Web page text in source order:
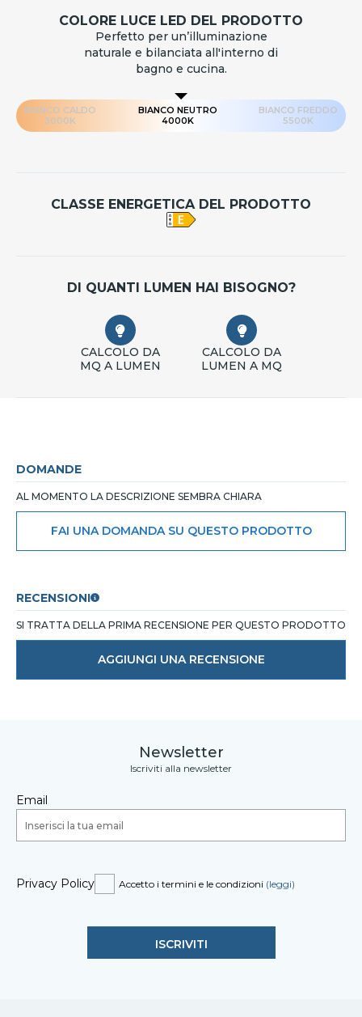
COLORE LUCE LED DEL PRODOTTO
Perfetto per un’illuminazione
naturale e bilanciata all'interno di
bagno e cucina.
BIANCO CALDO
3000K
BIANCO NEUTRO
4000K
BIANCO FREDDO
5500K
CLASSE ENERGETICA DEL PRODOTTO
DI QUANTI LUMEN HAI BISOGNO?
CALCOLO DA
MQ A LUMEN
CALCOLO DA
LUMEN A MQ
DOMANDE
AL MOMENTO LA DESCRIZIONE SEMBRA CHIARA
FAI UNA DOMANDA SU QUESTO PRODOTTO
RECENSIONI
SI TRATTA DELLA PRIMA RECENSIONE PER QUESTO PRODOTTO
AGGIUNGI UNA RECENSIONE
Newsletter
Iscriviti alla newsletter
Email
Privacy Policy Accetto i termini e le condizioni (leggi)